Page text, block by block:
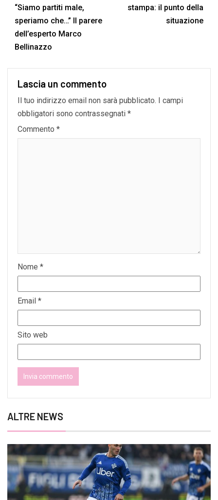
“Siamo partiti male,
speriamo che…” Il parere
dell’esperto Marco
Bellinazzo
stampa: il punto della
situazione
Lascia un commento
Il tuo indirizzo email non sarà pubblicato.
I campi
obbligatori sono contrassegnati *
Commento *
Nome *
Email *
Sito web
ALTRE NEWS